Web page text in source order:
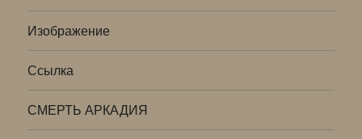
Изображение
Ссылка
СМЕРТЬ АРКАДИЯ